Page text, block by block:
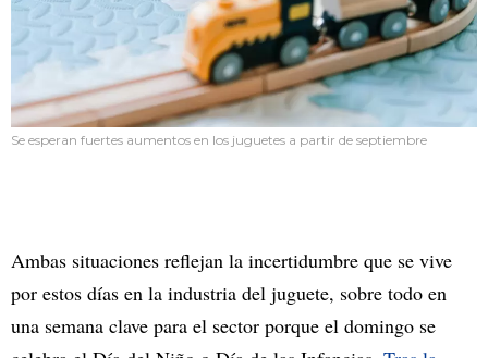
Se esperan fuertes aumentos en los juguetes a partir de septiembre
Ambas situaciones reflejan la incertidumbre que se vive
por estos días en la industria del juguete, sobre todo en
una semana clave para el sector porque el domingo se